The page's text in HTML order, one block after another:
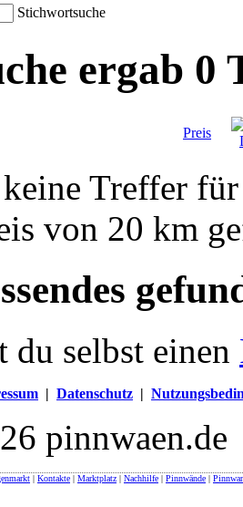
Stichwortsuche
ergab 0
Preis
Treffer
von 20 km
du selbst einen
| Datenschutz |
pinnwaen.de
| Kontakte | Marktplatz | Nachhilfe | Pinnwände |